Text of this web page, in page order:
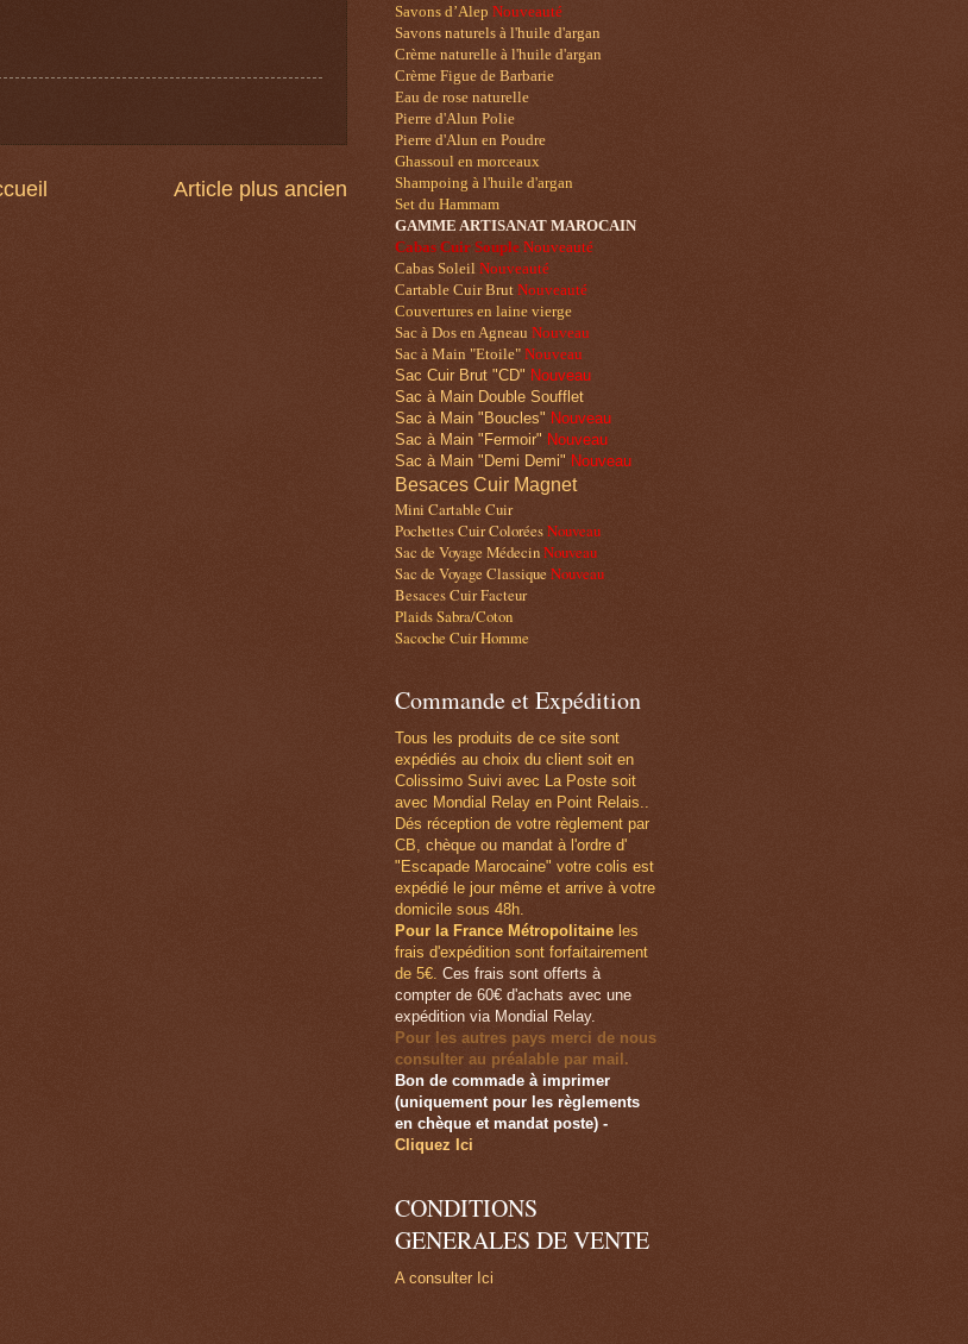
Article plus ancien
Savons d’Alep Nouveauté
Savons naturels à l'huile d'argan
Crème naturelle à l'huile d'argan
Crème Figue de Barbarie
Eau de rose naturelle
Pierre d'Alun Polie
Pierre d'Alun en Poudre
Ghassoul en morceaux
Shampoing à l'huile d'argan
Set du Hammam
GAMME ARTISANAT MAROCAIN
Cabas Cuir Souple Nouveauté
Cabas Soleil Nouveauté
Cartable Cuir Brut Nouveauté
Couvertures en laine vierge
Sac à Dos en Agneau Nouveau
Sac à Main "Etoile" Nouveau
Sac Cuir Brut "CD" Nouveau
Sac à Main Double Soufflet
Sac à Main "Boucles" Nouveau
Sac à Main "Fermoir" Nouveau
Sac à Main "Demi Demi" Nouveau
Besaces Cuir Magnet
Mini Cartable Cuir
Pochettes Cuir ColoréesNouveau
Sac de Voyage MédecinNouveau
Sac de Voyage Classique Nouveau
Besaces Cuir Facteur
Plaids Sabra/Coton
Sacoche Cuir Homme
Commande et Expédition
Tous les produits de ce site sont
expédiés au choix du client soit en
Colissimo Suivi avec La Poste soit
avec Mondial Relay en Point Relais..
Dés réception de votre règlement par
CB, chèque ou mandat à l'ordre d'
"Escapade Marocaine" votre colis est
expédié le jour même et arrive à votre
domicile sous 48h.
Pour la France Métropolitaine les
frais d'expédition sont forfaitairement
de 5€. Ces frais sont offerts à
compter de 60€ d'achats avec une
expédition via Mondial Relay.
Pour les autres pays merci de nous
consulter au préalable par mail.
Bon de commade à imprimer
(uniquement pour les règlements
en chèque et mandat poste) -
Cliquez Ici
CONDITIONS
GENERALES DE VENTE
A consulter Ici